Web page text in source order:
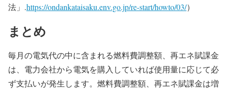
法」.https://ondankataisaku.env.go.jp/re-start/howto/03/）
まとめ
毎月の電気代の中に含まれる燃料費調整額、再エネ賦課金
は、電力会社から電気を購入していれば使用量に応じて必
ず支払いが発生します。燃料費調整額、再エネ賦課金は増